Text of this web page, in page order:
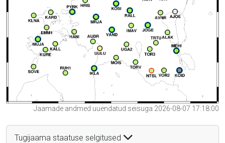
Jaamade andmed uuendatud seisuga 2026-08-07 17:18:00
Tugijaama staatuse selgitused